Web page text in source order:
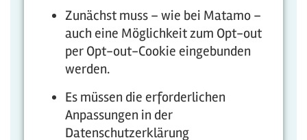
Zunächst muss – wie bei Matamo –
auch eine Möglichkeit zum Opt-out
per Opt-out-Cookie eingebunden
werden.
Es müssen die erforderlichen
Anpassungen in der
Datenschutzerklärung